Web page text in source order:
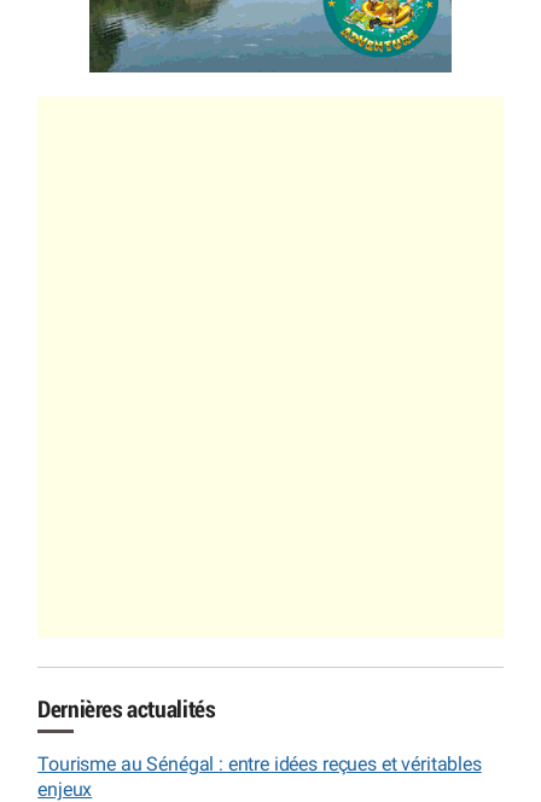
Dernières actualités
Tourisme au Sénégal : entre idées reçues et véritables
enjeux